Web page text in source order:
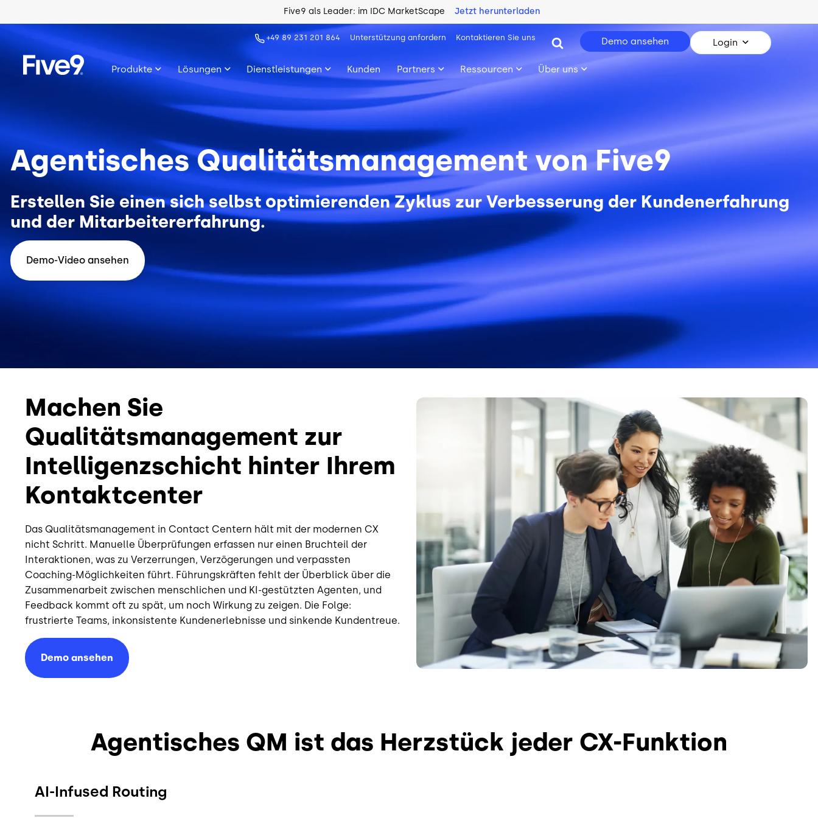
Five9 als Leader: im IDC MarketScape Jetzt herunterladen
+49 89 231 201 864 Unterstützung anfordern Kontaktieren Sie uns Demo ansehen Login
Produkte Lösungen Dienstleistungen Kunden Partners Ressourcen Über uns
Agentisches Qualitätsmanagement von Five9
Erstellen Sie einen sich selbst optimierenden Zyklus zur Verbesserung der Kundenerfahrung
und der Mitarbeitererfahrung.
Demo-Video ansehen
Machen Sie
Qualitätsmanagement zur
Intelligenzschicht hinter Ihrem
Kontaktcenter
Das Qualitätsmanagement in Contact Centern hält mit der modernen CX
nicht Schritt. Manuelle Überprüfungen erfassen nur einen Bruchteil der
Interaktionen, was zu Verzerrungen, Verzögerungen und verpassten
Coaching-Möglichkeiten führt. Führungskräften fehlt der Überblick über die
Zusammenarbeit zwischen menschlichen und KI-gestützten Agenten, und
Feedback kommt oft zu spät, um noch Wirkung zu zeigen. Die Folge:
frustrierte Teams, inkonsistente Kundenerlebnisse und sinkende Kundentreue.
Demo ansehen
Bild
Agentisches QM ist das Herzstück jeder CX-Funktion
AI-Infused Routing